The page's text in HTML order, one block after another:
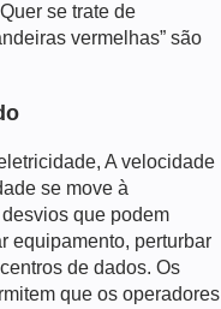
se trate de
vermelhas” são
, A velocidade
se move à
que podem
equipamento, perturbar
de dados. Os
que os operadores